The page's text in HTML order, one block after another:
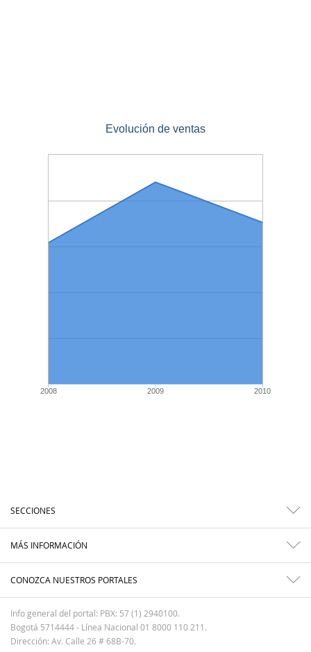
Evolución de ventas
2008 2009 2010
SECCIONES
MÁS INFORMACIÓN
CONOZCA NUESTROS PORTALES
Info general del portal: PBX: 57 (1) 2940100.
Bogotá 5714444 - Línea Nacional 01 8000 110 211.
Dirección: Av. Calle 26 # 68B-70.